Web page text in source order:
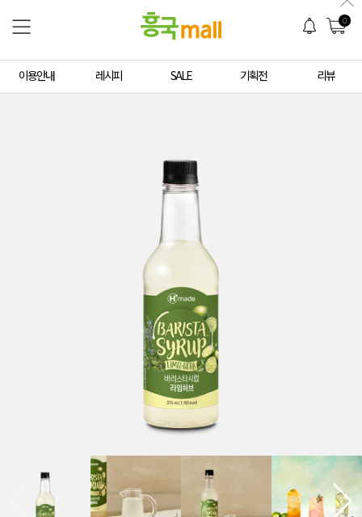
0
이용안내 레시피 SALE 기획전 리뷰